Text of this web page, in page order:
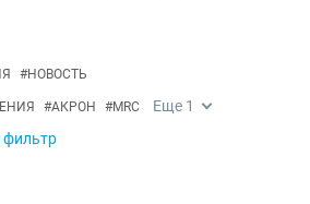
#НОВОСТЬ
#АКРОН #MRC Еще 1
фильтр